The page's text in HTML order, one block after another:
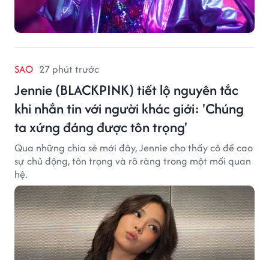
SAO 27 phút trước
Jennie (BLACKPINK) tiết lộ nguyên tắc
khi nhắn tin với người khác giới: 'Chúng
ta xứng đáng được tôn trọng'
Qua những chia sẻ mới đây, Jennie cho thấy cô đề cao
sự chủ động, tôn trọng và rõ ràng trong một mối quan
hệ.